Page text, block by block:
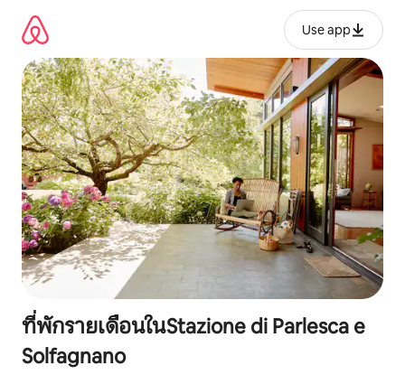
เนื้อหา
Use app
ที่พักรายเดือนในStazione di Parlesca e
Solfagnano